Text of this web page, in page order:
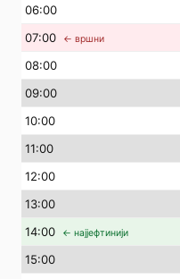
06:00
07:00 ← вршни
08:00
09:00
10:00
11:00
12:00
13:00
14:00 ← најјефтинији
15:00